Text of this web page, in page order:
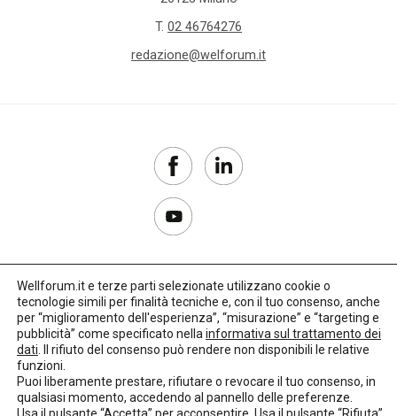
T. 02 46764276
redazione@welforum.it
Copyright 2017–2026
Privacy Policy
Credits: LO Studio
Wellforum.it e terze parti selezionate utilizzano cookie o
tecnologie simili per finalità tecniche e, con il tuo consenso, anche
per “miglioramento dell'esperienza”, “misurazione” e “targeting e
pubblicità” come specificato nella informativa sul trattamento dei
dati . Il rifiuto del consenso può rendere non disponibili le relative
funzioni.
Puoi liberamente prestare, rifiutare o revocare il tuo consenso, in
qualsiasi momento, accedendo al pannello delle preferenze.